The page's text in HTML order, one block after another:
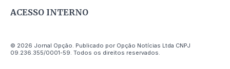
ACESSO INTERNO
© 2026 Jornal Opção. Publicado por Opção Notícias Ltda CNPJ
09.236.355/0001-59. Todos os direitos reservados.